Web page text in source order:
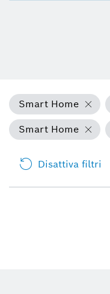
Smart Home
Smart Home
Disattiva filtri